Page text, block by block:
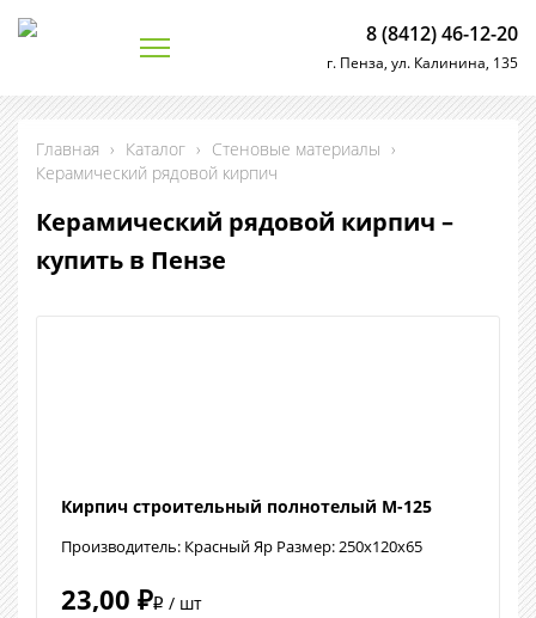
8 (8412) 46-12-20
г. Пенза, ул. Калинина, 135
Главная › Каталог › Стеновые материалы ›
Керамический рядовой кирпич
Керамический рядовой кирпич –
купить в Пензе
Кирпич строительный полнотелый М-125
Производитель: Красный Яр Размер: 250x120x65
23,00 ₽i / шт